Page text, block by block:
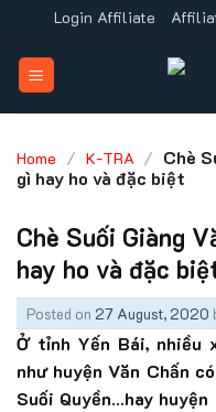
to
content
Login Affiliate
Home / K-TRA / Chè
gì hay ho và đặc biệt
Chè Suối Giàng
hay ho và đặc
Posted on 27 August, 2020
Ở tỉnh Yến Bái, nhiều
như huyện Văn Chấn
Suối Quyền…hay